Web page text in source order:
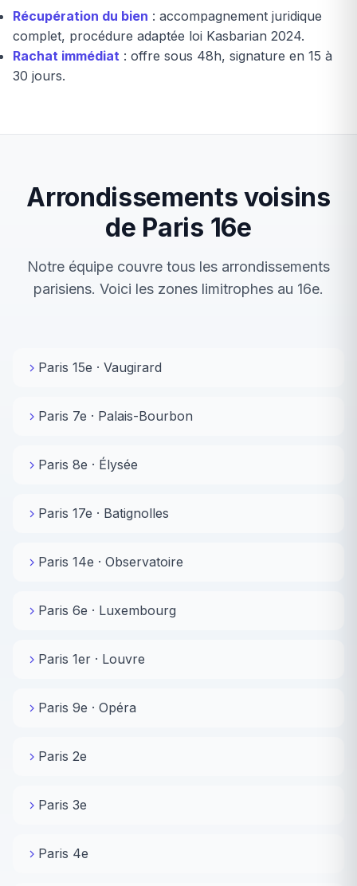
Récupération du bien : accompagnement juridique
complet, procédure adaptée loi Kasbarian 2024.
Rachat immédiat : offre sous 48h, signature en 15 à
30 jours.
Arrondissements voisins
de Paris 16e
Notre équipe couvre tous les arrondissements
parisiens. Voici les zones limitrophes au 16e.
Paris 15e · Vaugirard
Paris 7e · Palais-Bourbon
Paris 8e · Élysée
Paris 17e · Batignolles
Paris 14e · Observatoire
Paris 6e · Luxembourg
Paris 1er · Louvre
Paris 9e · Opéra
Paris 2e
Paris 3e
Paris 4e